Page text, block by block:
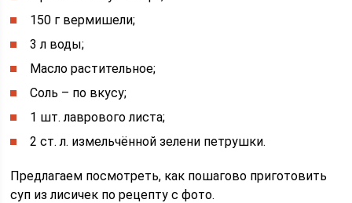
150 г вермишели;
3 л воды;
Масло растительное;
Соль – по вкусу;
1 шт. лаврового листа;
2 ст. л. измельчённой зелени петрушки.
Предлагаем посмотреть, как пошагово приготовить
суп из лисичек по рецепту с фото.